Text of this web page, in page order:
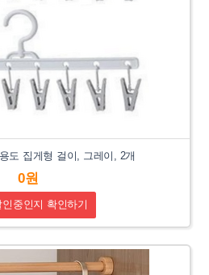
도 집게형 걸이, 그레이, 2개
0원
인중인지 확인하기